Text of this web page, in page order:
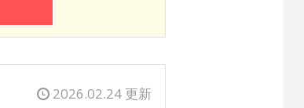
2026.02.24 更新